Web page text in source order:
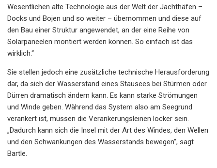
Wesentlichen alte Technologie aus der Welt der Jachthäfen –
Docks und Bojen und so weiter – übernommen und diese auf
den Bau einer Struktur angewendet, an der eine Reihe von
Solarpaneelen montiert werden können. So einfach ist das
wirklich.“
Sie stellen jedoch eine zusätzliche technische Herausforderung
dar, da sich der Wasserstand eines Stausees bei Stürmen oder
Dürren dramatisch ändern kann. Es kann starke Strömungen
und Winde geben. Während das System also am Seegrund
verankert ist, müssen die Verankerungsleinen locker sein.
„Dadurch kann sich die Insel mit der Art des Windes, den Wellen
und den Schwankungen des Wasserstands bewegen“, sagt
Bartle.